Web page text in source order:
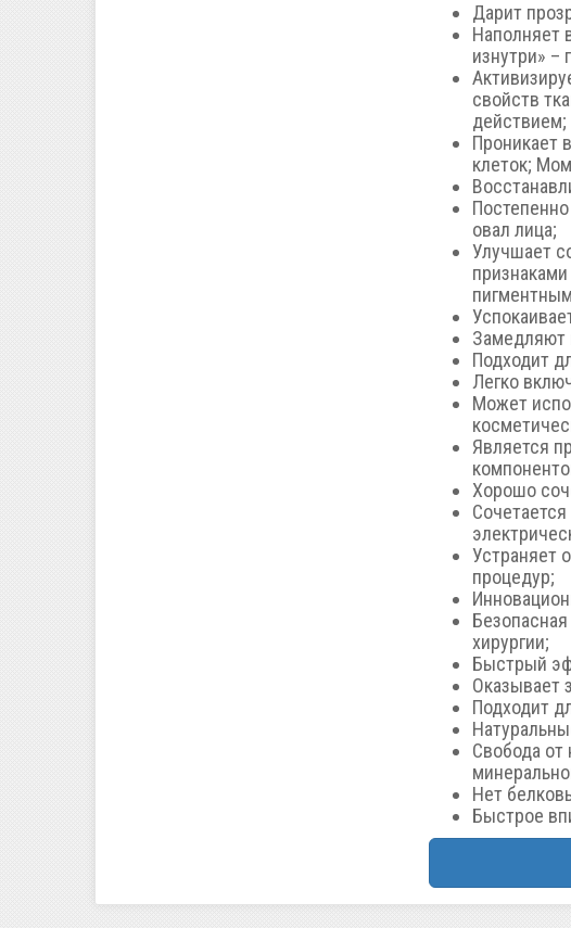
Дарит
Наполняет
изнутри» –
свойств
действием;
Проникает
клеток;
овал лица;
Улучшает
Замедляют
Подходит
Легко
Может
Является
Хорошо
Устраняет
процедур;
хирургии;
Быстрый
Оказывает
Подходит
Свобода от
Нет
Быстрое